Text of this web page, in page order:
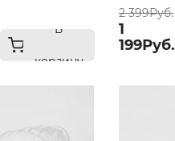
В
корзину
2 399Руб.
1
199Руб.